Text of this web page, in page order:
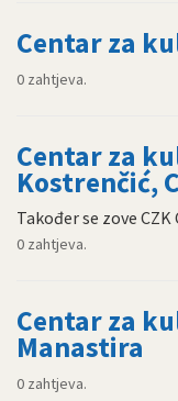
Centar za
0 zahtjeva.
Centar za
Kostrenčić,
Također se zove CZK
0 zahtjeva.
Centar za
Manastira
0 zahtjeva.